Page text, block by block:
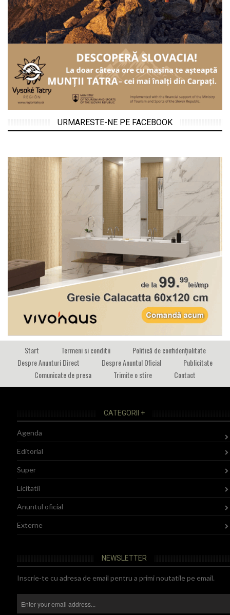
URMARESTE-NE PE FACEBOOK
Start Termeni si conditii
Politică de confidențialitate
Despre Anunturi Direct
Despre Anuntul Oficial
Publicitate
Comunicate de presa
Trimite o stire Contact
CATEGORII +
Agenda
Editorial
Super
Licitatii
Anuntul oficial
Externe
NEWSLETTER
Inscrie-te cu adresa de email pentru a primi noutatile pe email.